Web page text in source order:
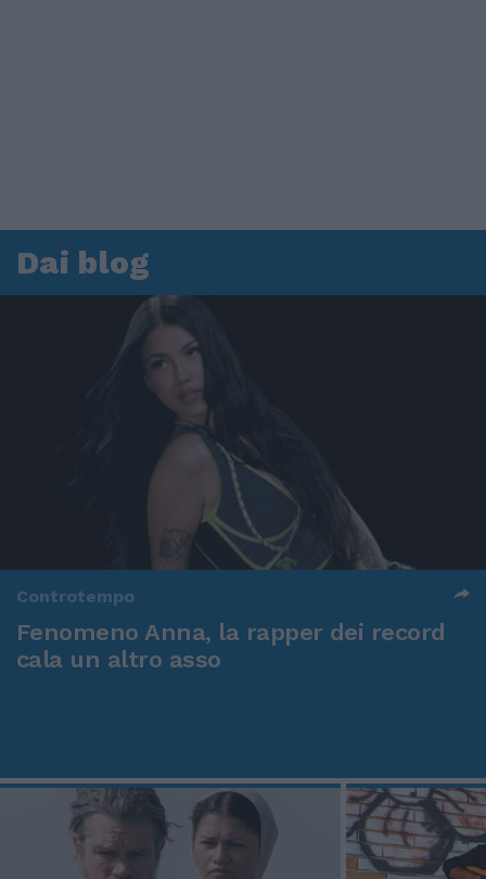
Dai blog
Controtempo
Fenomeno Anna, la rapper dei record
cala un altro asso